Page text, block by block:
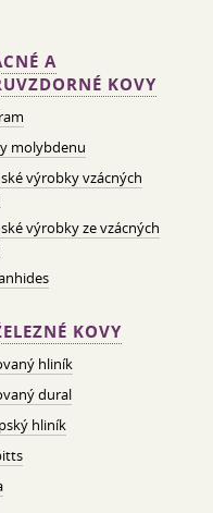
A
KOVY
molybdenu
výrobky vzácných
výrobky ze vzácných
KOVY
hliník
dural
hliník